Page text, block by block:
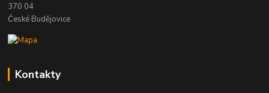
370 04
České Budějovice
Kontakty